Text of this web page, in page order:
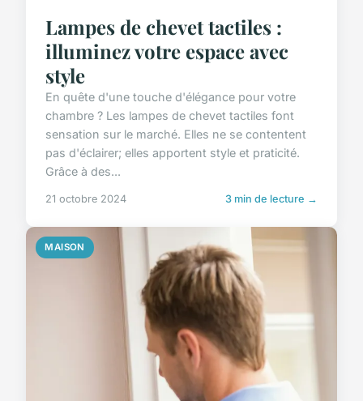
Lampes de chevet tactiles :
illuminez votre espace avec
style
En quête d'une touche d'élégance pour votre
chambre ? Les lampes de chevet tactiles font
sensation sur le marché. Elles ne se contentent
pas d'éclairer; elles apportent style et praticité.
Grâce à des...
21 octobre 2024 3 min de lecture →
MAISON